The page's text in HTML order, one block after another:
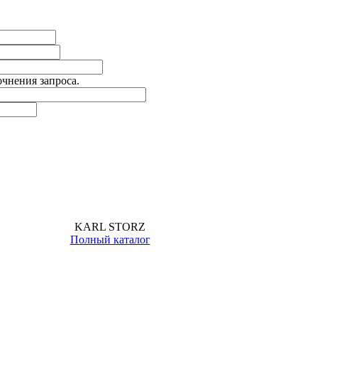
запроса.
KARL STORZ
Полный каталог